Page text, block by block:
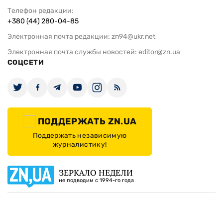
Телефон редакции:
+380 (44) 280-04-85
Электронная почта редакции: zn94@ukr.net
Электронная почта службы новостей: editor@zn.ua
СОЦСЕТИ
ПОДДЕРЖАТЬ ZN.UA
Поддержать независимую
журналистику!
ЗЕРКАЛО НЕДЕЛИ
не подводим с 1994-го года